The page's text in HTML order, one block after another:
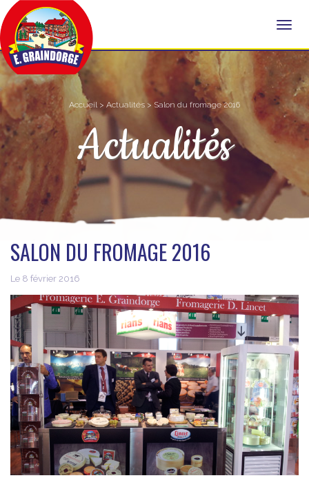
Accueil> Actualités > Salon du fromage 2016
Actualités
SALON DU FROMAGE 2016
Le 8 février 2016